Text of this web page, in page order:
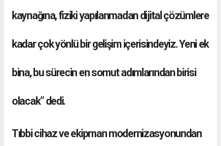
kaynağına, fiziki yapılanmadan dijital çözümlere
kadar çok yönlü bir gelişim içerisindeyiz. Yeni ek
bina, bu sürecin en somut adımlarından birisi
olacak” dedi.
Tıbbi cihaz ve ekipman modernizasyonundan